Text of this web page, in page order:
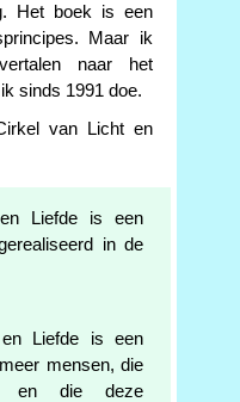
Het boek is een
Maar ik
naar het
sinds 1991 doe.
van Licht en
Liefde is een
in de
Liefde is een
mensen, die
en die deze